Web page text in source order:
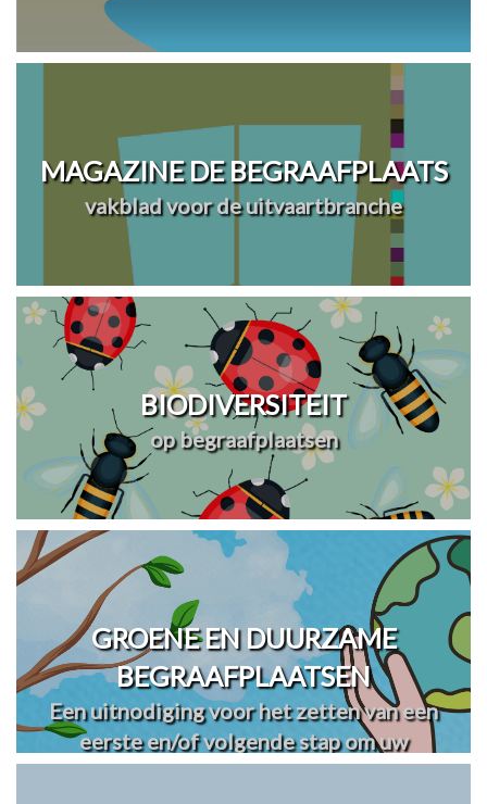
MAGAZINE DE BEGRAAFPLAATS
vakblad voor de uitvaartbranche
BIODIVERSITEIT
op begraafplaatsen
GROENE EN DUURZAME
BEGRAAFPLAATSEN
Een uitnodiging voor het zetten van een
eerste en/of volgende stap om uw
begraafplaats(en) te vergroenen en